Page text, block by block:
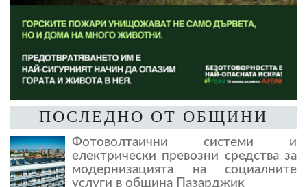
ПОСЛЕДНО ОТ ОБЩИНИ
Фотоволтаични системи и
електрически превозни средства за
модернизацията на социалните
услуги в община Пазарджик